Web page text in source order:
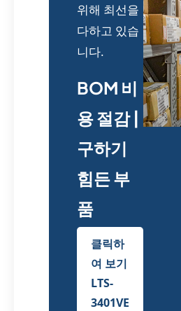
위해 최선을
다하고 있습
니다.
BOM 비
용 절감 |
구하기
힘든 부
품
클릭하
여 보기
LTS-
3401VE